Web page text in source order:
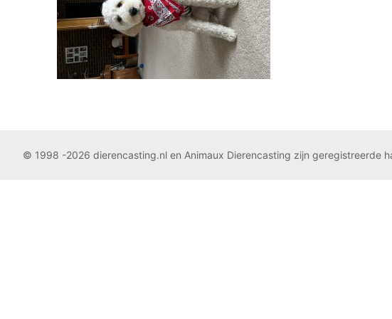
© 1998 -2026 dierencasting.nl en Animaux Dierencasting zijn geregistreerde